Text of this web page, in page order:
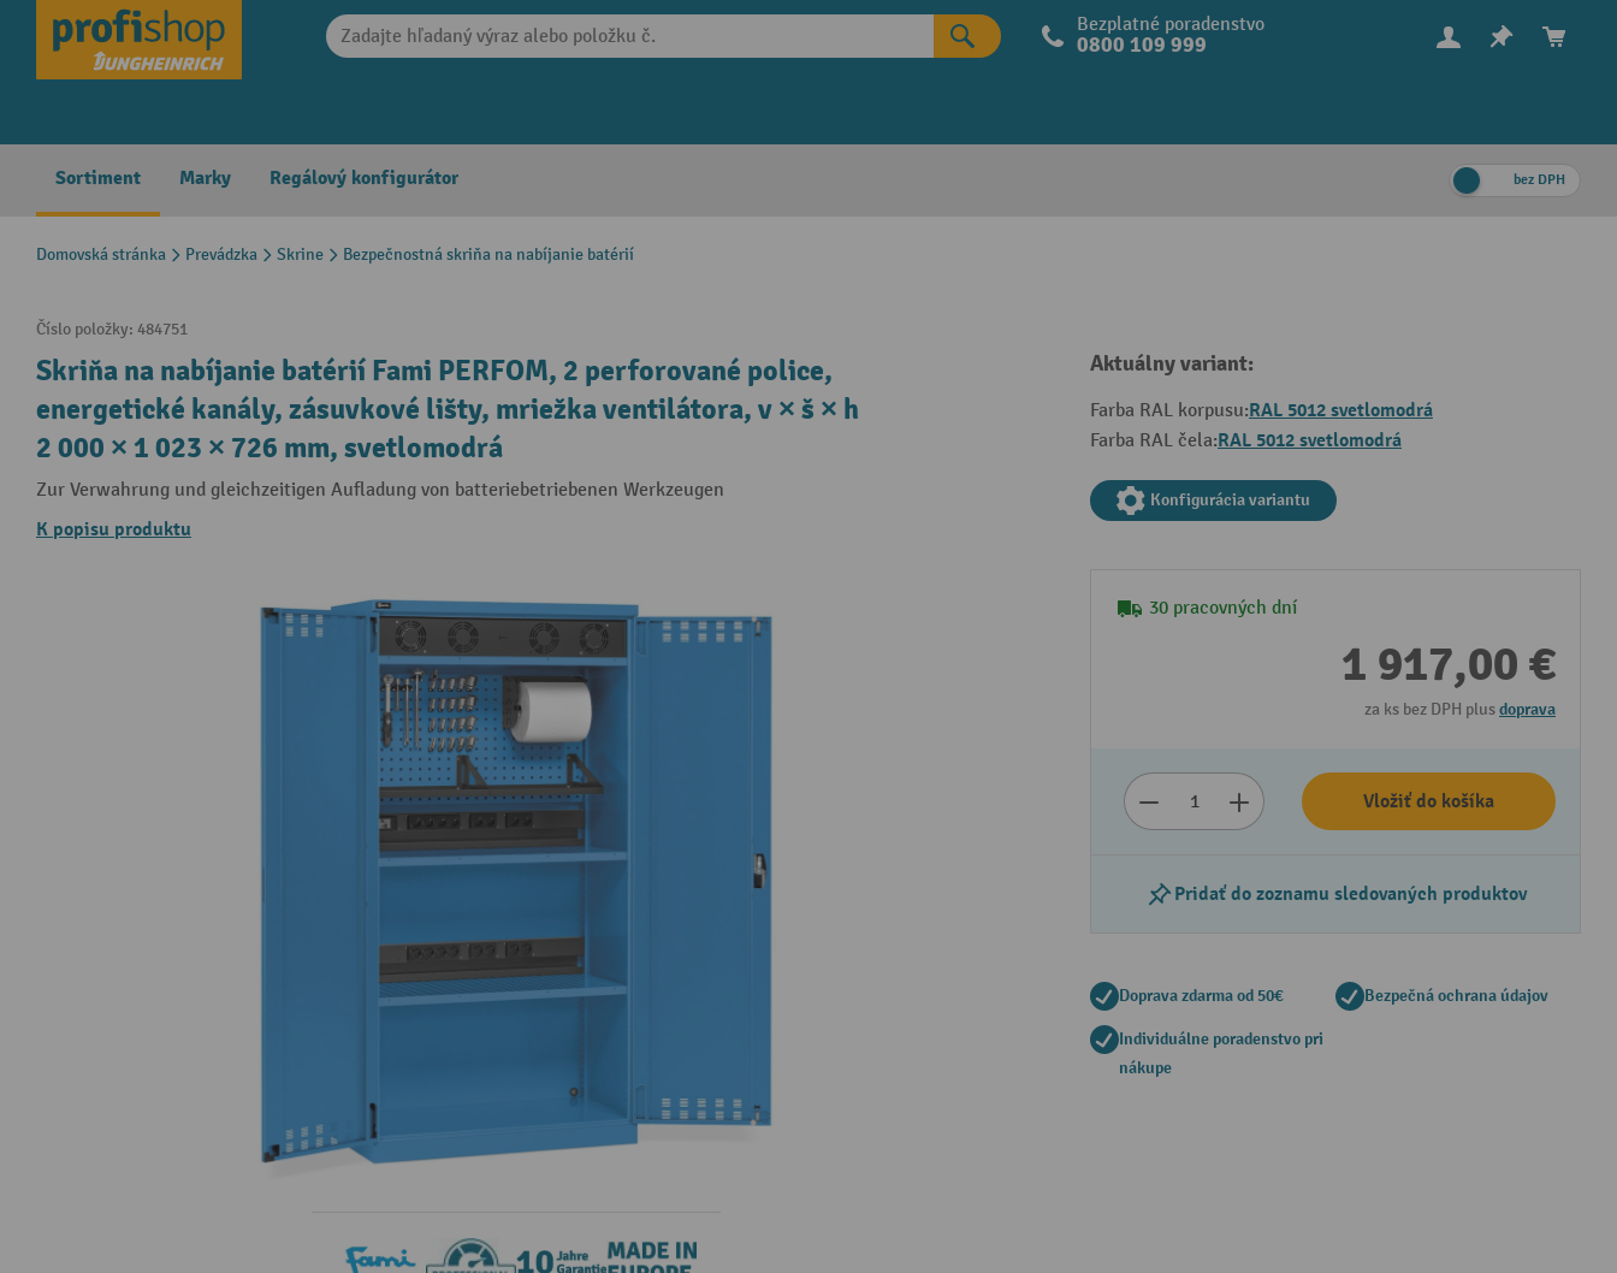
Skip to main navigation Bezplatné poradenstvo
0800 109 999
Sortiment Marky Regálový konfigurátor bez DPH
Domovská stránka Prevádzka Skrine Bezpečnostná skriňa na nabíjanie batérií
Číslo položky: 484751
Skriňa na nabíjanie batérií Fami PERFOM, 2 perforované police,
energetické kanály, zásuvkové lišty, mriežka ventilátora, v × š × h
2 000 × 1 023 × 726 mm, svetlomodrá
Zur Verwahrung und gleichzeitigen Aufladung von batteriebetriebenen Werkzeugen
K popisu produktu
Aktuálny variant:
Farba RAL korpusu:RAL 5012 svetlomodrá
Farba RAL čela:RAL 5012 svetlomodrá
Konfigurácia variantu
30 pracovných dní
1 917,00 €
za ks bez DPH plusdoprava
Vložiť do košíka
Pridať do zoznamu sledovaných produktov
Doprava zdarma od 50€ Bezpečná ochrana údajov
Individuálne poradenstvo pri
nákupe